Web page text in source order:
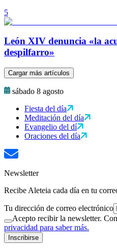
5
León XIV denuncia «la
despilfarro»
Cargar más artículos
sábado 8 agosto
Fiesta del día
Meditación del día
Evangelio del dí
Oraciones del día
Newsletter
Recibe Aleteia cada día en tu
Tu dirección de correo electrónico
Acepto recibir la newsletter.
privacidad para saber más.
Inscribirse